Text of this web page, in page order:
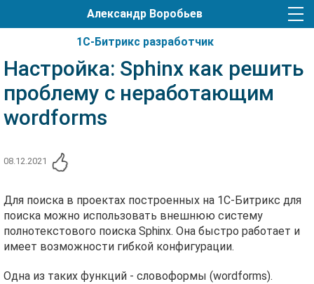
Александр Воробьев
1С-Битрикс разработчик
Настройка: Sphinx как решить
проблему с неработающим
wordforms
08.12.2021
Для поиска в проектах построенных на 1C-Битрикс для
поиска можно использовать внешнюю систему
полнотекстового поиска Sphinx. Она быстро работает и
имеет возможности гибкой конфигурации.
Одна из таких функций - словоформы (wordforms).